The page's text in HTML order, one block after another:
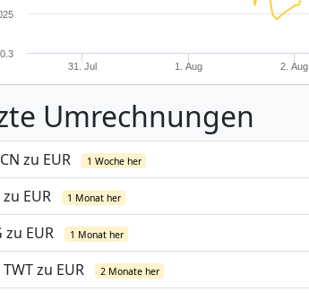
31. Jul 1. Aug 2. Aug
0.3
Umrechnungen
zu EUR 1 Woche her
zu EUR 1 Monat her
zu EUR 1 Monat her
zu EUR 2 Monate her